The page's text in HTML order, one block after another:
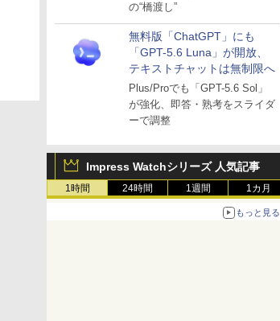
の“橋渡し”
無料版「ChatGPT」にも
「GPT-5.6 Luna」が開放、
テキストチャットは無制限へ
Plus/Proでも「GPT-5.6 Sol」
が強化、即答・熟考をスライダ
ーで調整
Impress Watchシリーズ 人気記事
1時間 24時間 1週間 1カ月
もっと見る